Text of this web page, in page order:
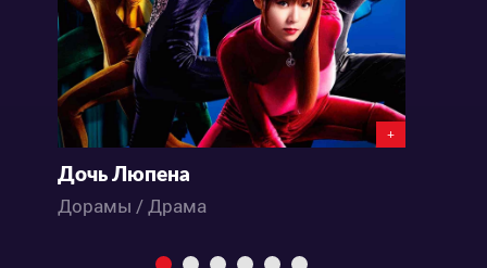
+
Дочь Люпена
Дорамы / Драма